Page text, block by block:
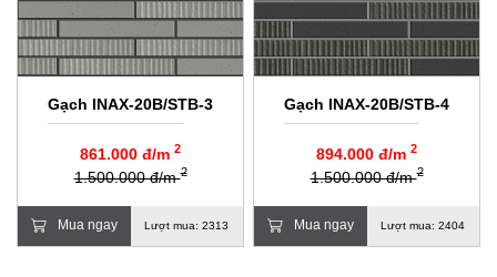
Gạch INAX-20B/STB-3
861.000 đ/m 2
1.500.000 đ/m2
Mua ngay Lượt mua: 2313
Gạch INAX-20B/STB-4
894.000 đ/m 2
1.500.000 đ/m2
Mua ngay Lượt mua: 2404